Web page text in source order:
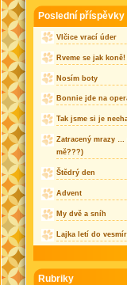
Poslední příspěvky
Vlčice vrací úder
Rveme se jak koně!
Nosím boty
Bonnie jde na
Tak jsme si je
Zatracený mrazy …
mě???)
Štědrý den
Advent
My dvě a sníh
Lajka letí do
Rubriky